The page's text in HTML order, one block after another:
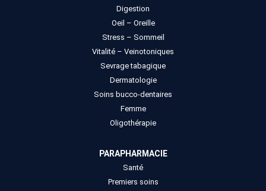
Digestion
Oeil – Oreille
Stress – Sommeil
Vitalité – Veinotoniques
Sevrage tabagique
Dermatologie
Soins bucco-dentaires
Femme
Oligothérapie
PARAPHARMACIE
Santé
Premiers soins